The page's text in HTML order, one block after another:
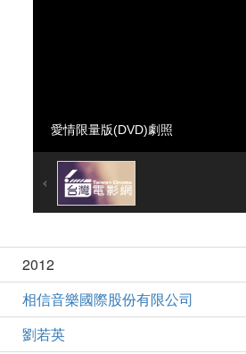
愛情限量版(DVD)劇照
2012
相信音樂國際股份有限公司
劉若英